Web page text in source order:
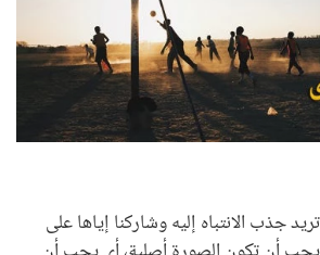
جذب الانتباه إليه وشاركنا إياها على